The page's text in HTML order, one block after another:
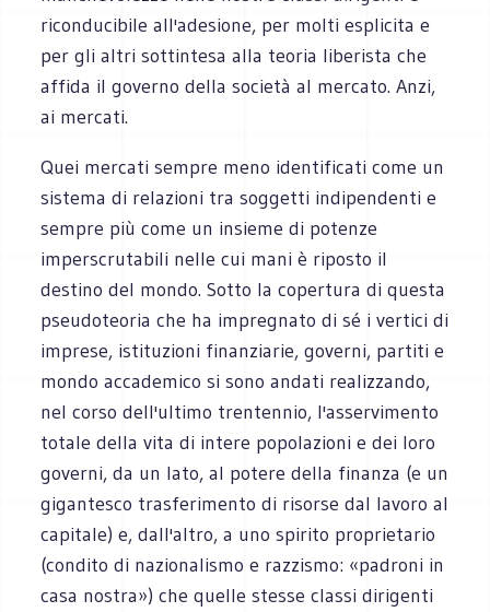
riconducibile all'adesione, per molti esplicita e
per gli altri sottintesa alla teoria liberista che
affida il governo della società al mercato. Anzi,
ai mercati.
Quei mercati sempre meno identificati come un
sistema di relazioni tra soggetti indipendenti e
sempre più come un insieme di potenze
imperscrutabili nelle cui mani è riposto il
destino del mondo. Sotto la copertura di questa
pseudoteoria che ha impregnato di sé i vertici di
imprese, istituzioni finanziarie, governi, partiti e
mondo accademico si sono andati realizzando,
nel corso dell'ultimo trentennio, l'asservimento
totale della vita di intere popolazioni e dei loro
governi, da un lato, al potere della finanza (e un
gigantesco trasferimento di risorse dal lavoro al
capitale) e, dall'altro, a uno spirito proprietario
(condito di nazionalismo e razzismo: «padroni in
casa nostra») che quelle stesse classi dirigenti